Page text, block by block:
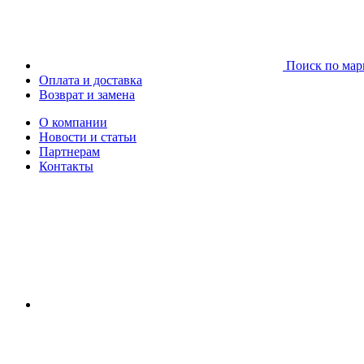
Поиск по
Оплата и доставка
Возврат и замена
О компании
Новости и статьи
Партнерам
Контакты